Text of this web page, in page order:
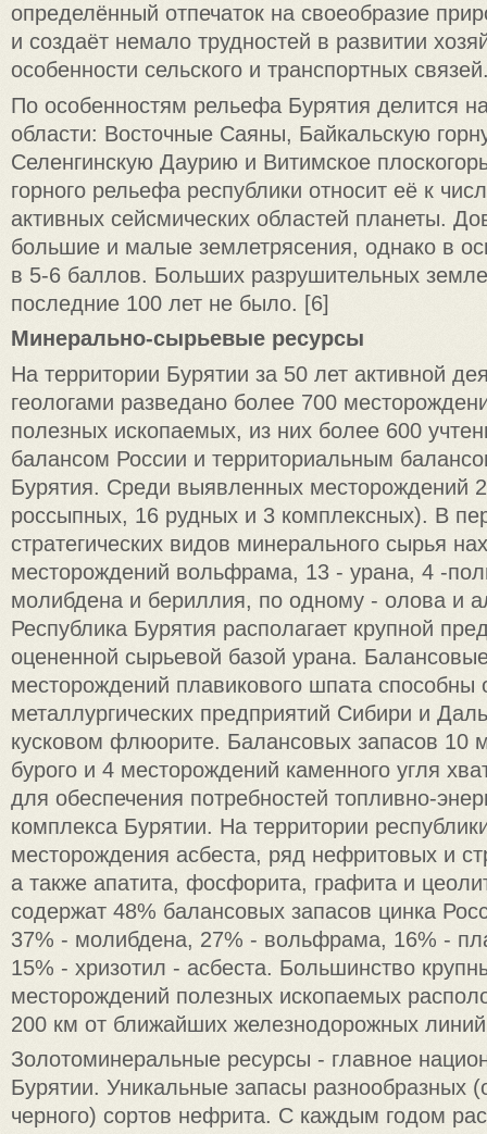
определённый отпечаток на своеобразие
и создаёт немало трудностей в развитии
особенности сельского и транспортных
По особенностям рельефа Бурятия делится
области: Восточные Саяны, Байкальскую
Селенгинскую Даурию и Витимское
горного рельефа республики относит её к
активных сейсмических областей планеты.
большие и малые землетрясения, однако в
в 5-6 баллов. Больших разрушительных
последние 100 лет не было. [6]
Минерально-сырьевые ресурсы
На территории Бурятии за 50 лет активной
геологами разведано более 700
полезных ископаемых, из них более 600
балансом России и территориальным
Бурятия. Среди выявленных месторождений
россыпных, 16 рудных и 3 комплексных). В
стратегических видов минерального сырья
месторождений вольфрама, 13 - урана, 4 -
молибдена и бериллия, по одному - олова и
Республика Бурятия располагает крупной
оцененной сырьевой базой урана.
месторождений плавикового шпата способны
металлургических предприятий Сибири и
кусковом флюорите. Балансовых запасов 10
бурого и 4 месторождений каменного угля
для обеспечения потребностей топливно-
комплекса Бурятии. На территории
месторождения асбеста, ряд нефритовых и
а также апатита, фосфорита, графита и
содержат 48% балансовых запасов цинка
37% - молибдена, 27% - вольфрама, 16% -
15% - хризотил - асбеста. Большинство
месторождений полезных ископаемых
200 км от ближайших железнодорожных
Золотоминеральные ресурсы - главное
Бурятии. Уникальные запасы разнообразных
черного) сортов нефрита. С каждым годом